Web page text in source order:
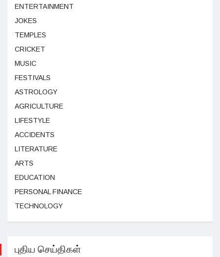
ENTERTAINMENT
JOKES
TEMPLES
CRICKET
MUSIC
FESTIVALS
ASTROLOGY
AGRICULTURE
LIFESTYLE
ACCIDENTS
LITERATURE
ARTS
EDUCATION
PERSONAL FINANCE
TECHNOLOGY
புதிய செய்திகள்